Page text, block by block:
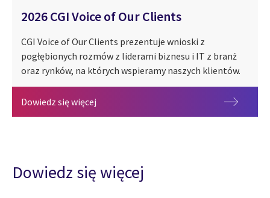
2026 CGI Voice of Our Clients
CGI Voice of Our Clients prezentuje wnioski z
pogłębionych rozmów z liderami biznesu i IT z branż
oraz rynków, na których wspieramy naszych klientów.
Dowiedz się więcej
Dowiedz się więcej